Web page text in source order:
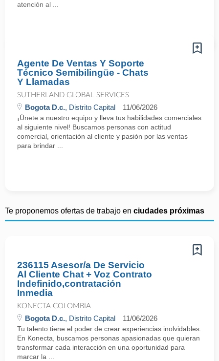
atención al ...
Agente De Ventas Y Soporte
Técnico Semibilingüe - Chats
Y Llamadas
SUTHERLAND GLOBAL SERVICES
Bogota D.c., Distrito Capital 11/06/2026
¡Únete a nuestro equipo y lleva tus habilidades comerciales
al siguiente nivel! Buscamos personas con actitud
comercial, orientación al cliente y pasión por las ventas
para brindar ...
Te proponemos ofertas de trabajo en ciudades próximas
236115 Asesor/a De Servicio
Al Cliente Chat + Voz Contrato
Indefinido,contratación
Inmedia
KONECTA COLOMBIA
Bogota D.c., Distrito Capital 11/06/2026
Tu talento tiene el poder de crear experiencias inolvidables.
En Konecta, buscamos personas apasionadas que quieran
transformar cada interacción en una oportunidad para
marcar la ...